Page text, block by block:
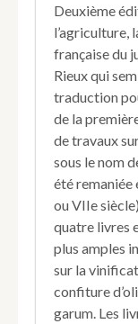
Deuxième
l’agriculture,
française du
Rieux qui
traduction
de la
de travaux
sous le nom
été remaniée
ou VIIe
quatre livres
plus amples
sur la
confiture
garum. Les